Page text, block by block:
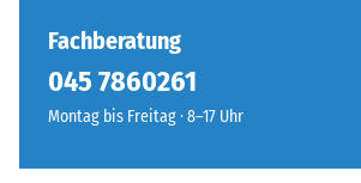
Fachberatung
045 7860261‬
Montag bis Freitag · 8–17 Uhr